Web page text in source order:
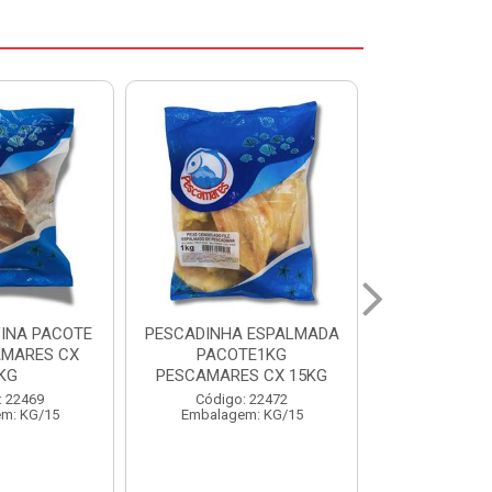
CX 15KG
22472
KG/15
FILE DE PANGA PREMIUM
PACOTE 1KG CAIXA 10KG
Código: 20021
Embalagem: KG/10